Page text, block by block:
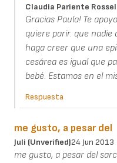
Claudia Pariente
Gracias Paula! Te
quiere parir. que nadie
haga creer que una
cesárea es igual que
bebé. Estamos en el
Respuesta
me gusto, a pesar del
Juli (unverified)24 Jun 2013
me gusto, a pesar del